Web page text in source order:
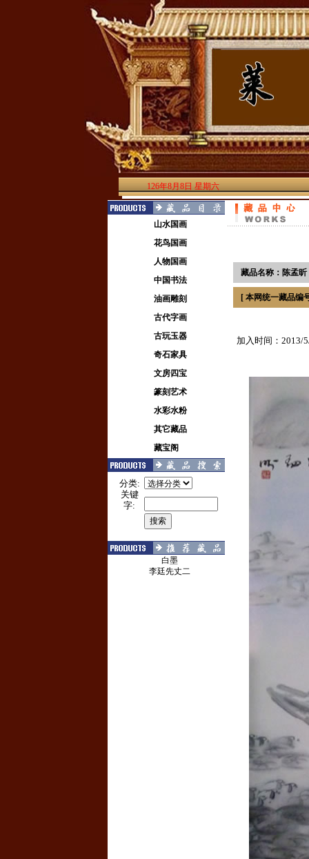
126年8月8日 星期六
山水国画
花鸟国画
人物国画
中国书法
油画雕刻
古代字画
古玩玉器
奇石家具
文房四宝
篆刻艺术
水彩水粉
其它藏品
藏宝阁
分类:
关键
字:
白墨
李廷先丈二
藏品名称：陈孟昕
[ 本网统一藏品编
加入时间：2013/